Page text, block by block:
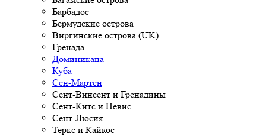
Барбадос
Бермудские острова
Виргинские острова (UK)
Гренада
Доминикана
Куба
Сен-Мартен
Сент-Винсент и Гренадины
Сент-Китс и Невис
Сент-Люсия
Теркс и Кайкос